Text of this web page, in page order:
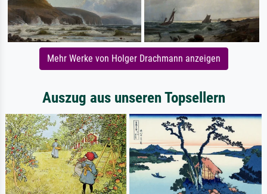
Mehr Werke von Holger Drachmann anzeigen
Auszug aus unseren Topsellern